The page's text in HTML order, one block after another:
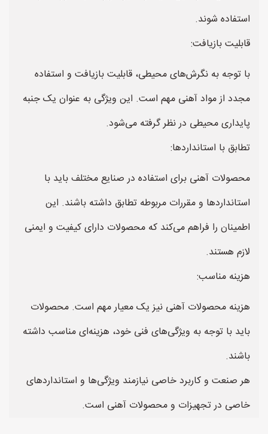
استفاده شوند.
قابلیت بازیافت:
با توجه به نگرش‌های محیطی، قابلیت بازیافت و استفاده
مجدد از مواد آهنی مهم است. این ویژگی به عنوان یک جنبه
پایداری محیطی در نظر گرفته می‌شود.
تطابق با استانداردها:
محصولات آهنی برای استفاده در صنایع مختلف باید با
استانداردها و مقررات مربوطه تطابق داشته باشند. این
اطمینان را فراهم می‌کند که محصولات دارای کیفیت و ایمنی
لازم هستند.
هزینه مناسب:
هزینه محصولات آهنی نیز یک معیار مهم است. محصولات
باید با توجه به ویژگی‌های فنی خود، هزینه‌ای مناسب داشته
باشند.
هر صنعت و کاربرد خاصی نیازمند ویژگی‌ها و استانداردهای
خاصی در تجهیزات و محصولات آهنی است.